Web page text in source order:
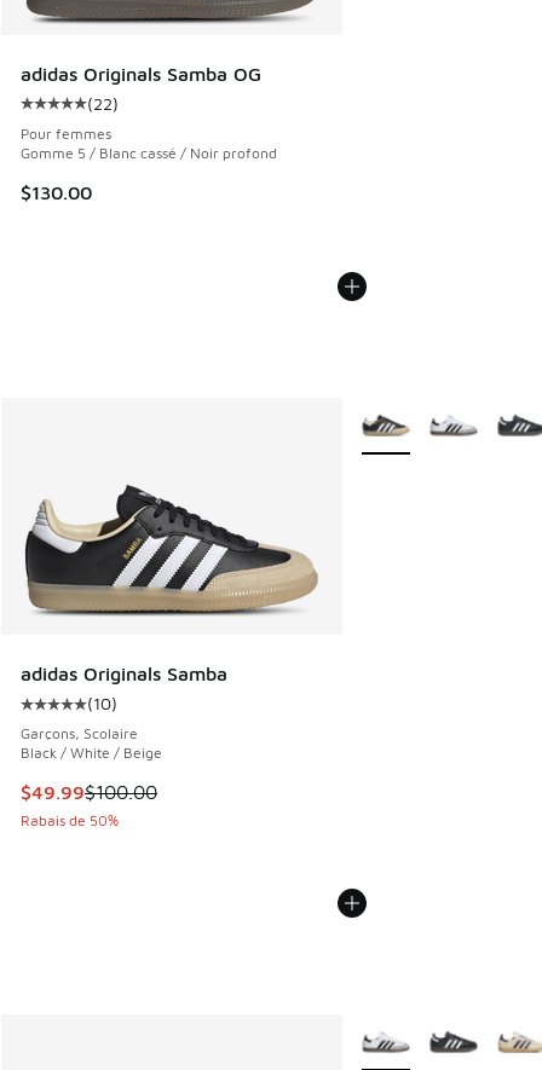
adidas Originals Samba OG
Cote moyenne du client - [5 sur 5 étoiles], 22
(22)
Pour femmes
Gomme 5 / Blanc cassé / Noir profond
$130.00
adidas Originals Samba
Cote moyenne du client - [5 sur 5 étoiles], 10
(10)
Garçons, Scolaire
Black / White / Beige
Cet article est en solde. Le prix est passé de $100.00 à
$49.99$100.00
Rabais de 50%
Plus de couleurs
Plus de couleurs